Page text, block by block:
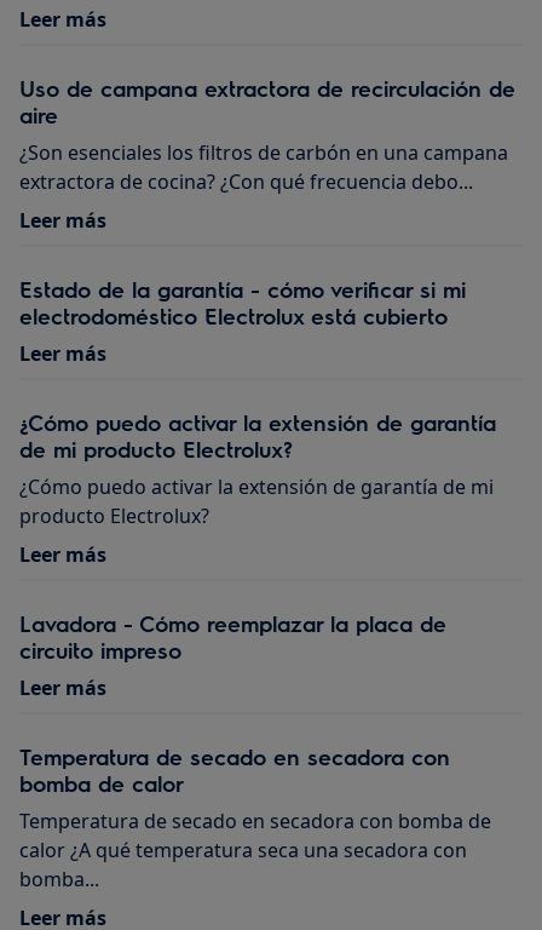
Leer más
Uso de campana extractora de recirculación de
aire
¿Son esenciales los filtros de carbón en una campana
extractora de cocina? ¿Con qué frecuencia debo...
Leer más
Estado de la garantía - cómo verificar si mi
electrodoméstico Electrolux está cubierto
Leer más
¿Cómo puedo activar la extensión de garantía
de mi producto Electrolux?
¿Cómo puedo activar la extensión de garantía de mi
producto Electrolux?
Leer más
Lavadora - Cómo reemplazar la placa de
circuito impreso
Leer más
Temperatura de secado en secadora con
bomba de calor
Temperatura de secado en secadora con bomba de
calor ¿A qué temperatura seca una secadora con
bomba...
Leer más